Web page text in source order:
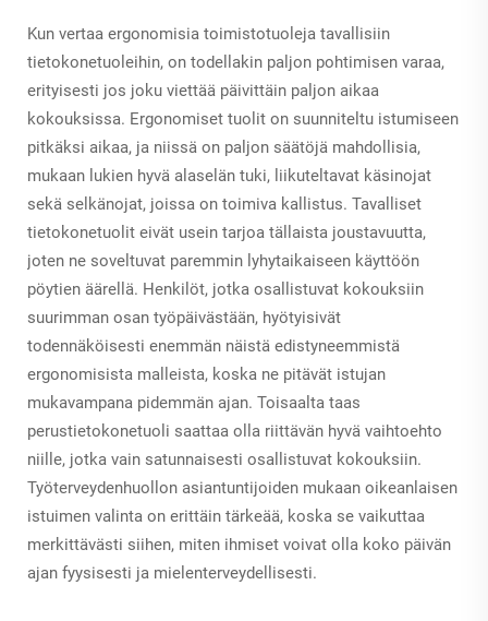
Kun vertaa ergonomisia toimistotuoleja tavallisiin
tietokonetuoleihin, on todellakin paljon pohtimisen varaa,
erityisesti jos joku viettää päivittäin paljon aikaa
kokouksissa. Ergonomiset tuolit on suunniteltu istumiseen
pitkäksi aikaa, ja niissä on paljon säätöjä mahdollisia,
mukaan lukien hyvä alaselän tuki, liikuteltavat käsinojat
sekä selkänojat, joissa on toimiva kallistus. Tavalliset
tietokonetuolit eivät usein tarjoa tällaista joustavuutta,
joten ne soveltuvat paremmin lyhytaikaiseen käyttöön
pöytien äärellä. Henkilöt, jotka osallistuvat kokouksiin
suurimman osan työpäivästään, hyötyisivät
todennäköisesti enemmän näistä edistyneemmistä
ergonomisista malleista, koska ne pitävät istujan
mukavampana pidemmän ajan. Toisaalta taas
perustietokonetuoli saattaa olla riittävän hyvä vaihtoehto
niille, jotka vain satunnaisesti osallistuvat kokouksiin.
Työterveydenhuollon asiantuntijoiden mukaan oikeanlaisen
istuimen valinta on erittäin tärkeää, koska se vaikuttaa
merkittävästi siihen, miten ihmiset voivat olla koko päivän
ajan fyysisesti ja mielenterveydellisesti.